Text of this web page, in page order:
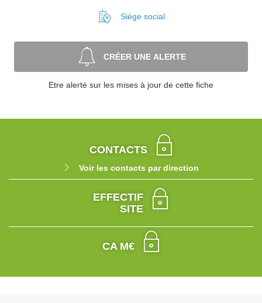
Siège social
CRÉER UNE ALERTE
Etre alerté sur les mises à jour de cette fiche
CONTACTS
Voir les contacts par direction
EFFECTIF
SITE
CA M€